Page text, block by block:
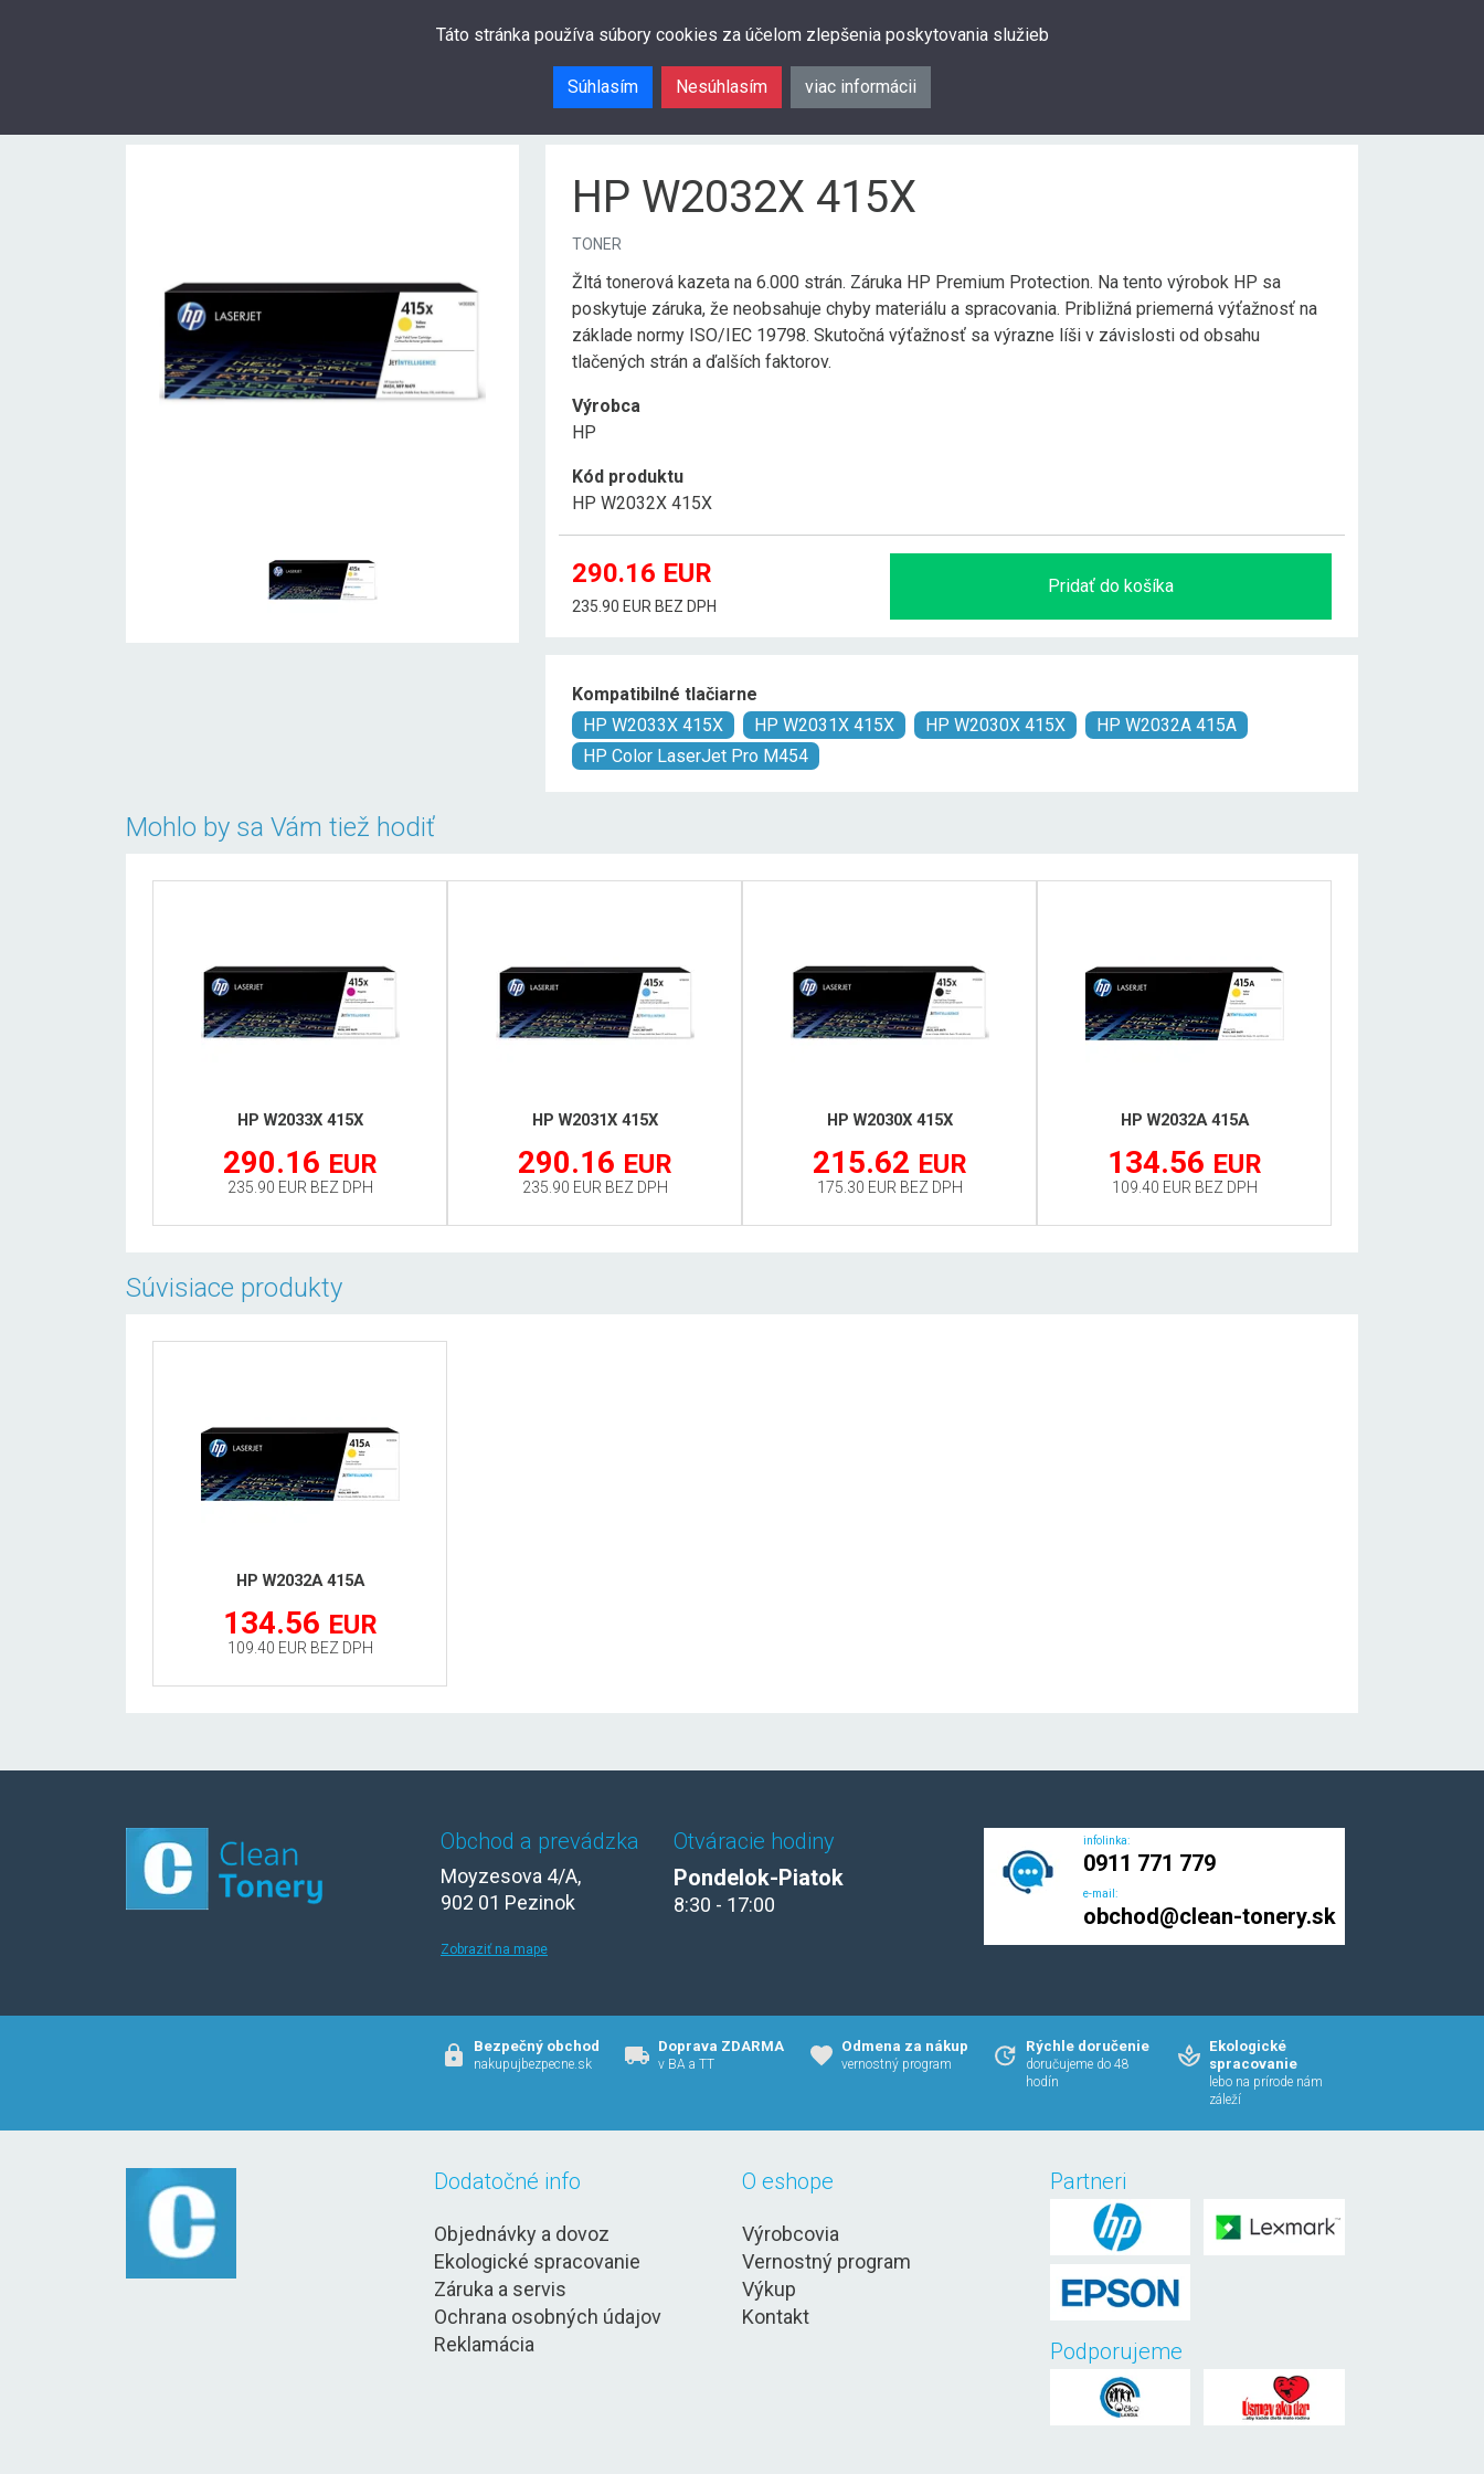
Táto stránka používa súbory cookies za účelom zlepšenia poskytovania služieb
Súhlasím Nesúhlasím viac informácii
HP W2032X 415X
TONER
Žltá tonerová kazeta na 6.000 strán. Záruka HP Premium Protection. Na tento výrobok HP sa
poskytuje záruka, že neobsahuje chyby materiálu a spracovania. Približná priemerná výťažnosť na
základe normy ISO/IEC 19798. Skutočná výťažnosť sa výrazne líši v závislosti od obsahu
tlačených strán a ďalších faktorov.
Výrobca
HP
Kód produktu
HP W2032X 415X
290.16 EUR
235.90 EUR BEZ DPH
Pridať do košíka
Kompatibilné tlačiarne
HP W2033X 415X
HP W2031X 415X HP W2030X 415X
HP W2032A 415A
HP Color LaserJet Pro M454
Mohlo by sa Vám tiež hodiť
HP W2033X 415X
290.16 EUR
235.90 EUR BEZ DPH
HP W2031X 415X
290.16 EUR
235.90 EUR BEZ DPH
HP W2030X 415X
215.62 EUR
175.30 EUR BEZ DPH
HP W2032A 415A
134.56 EUR
109.40 EUR BEZ DPH
Súvisiace produkty
HP W2032A 415A
134.56 EUR
109.40 EUR BEZ DPH
Obchod a prevádzka
Moyzesova 4/A,
902 01 Pezinok
Zobraziť na mape
Otváracie hodiny
Pondelok-Piatok
8:30 - 17:00
infolinka:
0911 771 779
e-mail:
obchod@clean-tonery.sk
Bezpečný obchod
nakupujbezpecne.sk
Doprava ZDARMA
v BA a TT
Odmena za nákup
vernostný program
Rýchle doručenie
doručujeme do 48
hodín
Ekologické
spracovanie
lebo na prírode nám
záleží
Dodatočné info
Objednávky a dovoz
Ekologické spracovanie
Záruka a servis
Ochrana osobných údajov
Reklamácia
O eshope
Výrobcovia
Vernostný program
Výkup
Kontakt
Partneri
Podporujeme